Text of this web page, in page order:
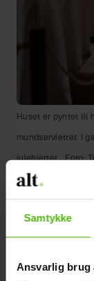
Samtykke
Ansvarlig brug
Huset er pyntet til
mundservietter. I
julehjerter. Foto: